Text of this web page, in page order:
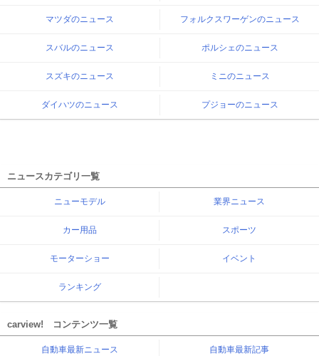
マツダのニュース フォルクスワーゲンのニュース
スバルのニュース ポルシェのニュース
スズキのニュース ミニのニュース
ダイハツのニュース プジョーのニュース
ニュースカテゴリ一覧
ニューモデル 業界ニュース
カー用品 スポーツ
モーターショー イベント
ランキング
carview! コンテンツ一覧
自動車最新ニュース 自動車最新記事